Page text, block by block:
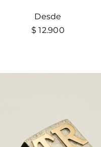
Desde
$ 12.900